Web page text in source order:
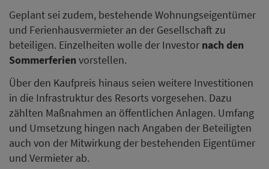
Geplant sei zudem, bestehende Wohnungseigentümer
und Ferienhausvermieter an der Gesellschaft zu
beteiligen. Einzelheiten wolle der Investor nach den
Sommerferien vorstellen.
Über den Kaufpreis hinaus seien weitere Investitionen
in die Infrastruktur des Resorts vorgesehen. Dazu
zählten Maßnahmen an öffentlichen Anlagen. Umfang
und Umsetzung hingen nach Angaben der Beteiligten
auch von der Mitwirkung der bestehenden Eigentümer
und Vermieter ab.